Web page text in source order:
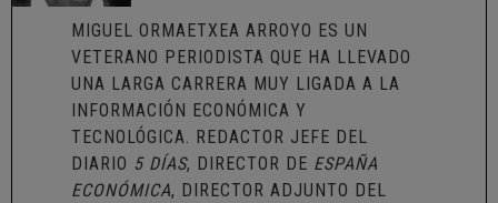
MIGUEL ORMAETXEA ARROYO ES UN
VETERANO PERIODISTA QUE HA LLEVADO
UNA LARGA CARRERA MUY LIGADA A LA
INFORMACIÓN ECONÓMICA Y
TECNOLÓGICA. REDACTOR JEFE DEL
DIARIO 5 DÍAS, DIRECTOR DE ESPAÑA
ECONÓMICA, DIRECTOR ADJUNTO DEL